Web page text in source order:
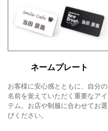
ネームプレート
お客様に安心感とともに、自分の
名前を覚えていただく重要なアイ
テム。お店や制服に合わせてお選
びください。